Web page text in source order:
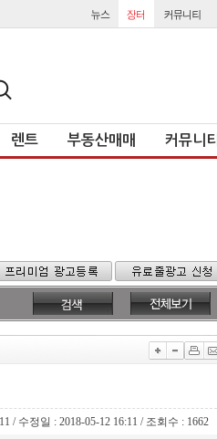
렌트 부동산매매 커뮤니티
/ 수정일 : 2018-05-12 16:11 / 조회수 : 1662